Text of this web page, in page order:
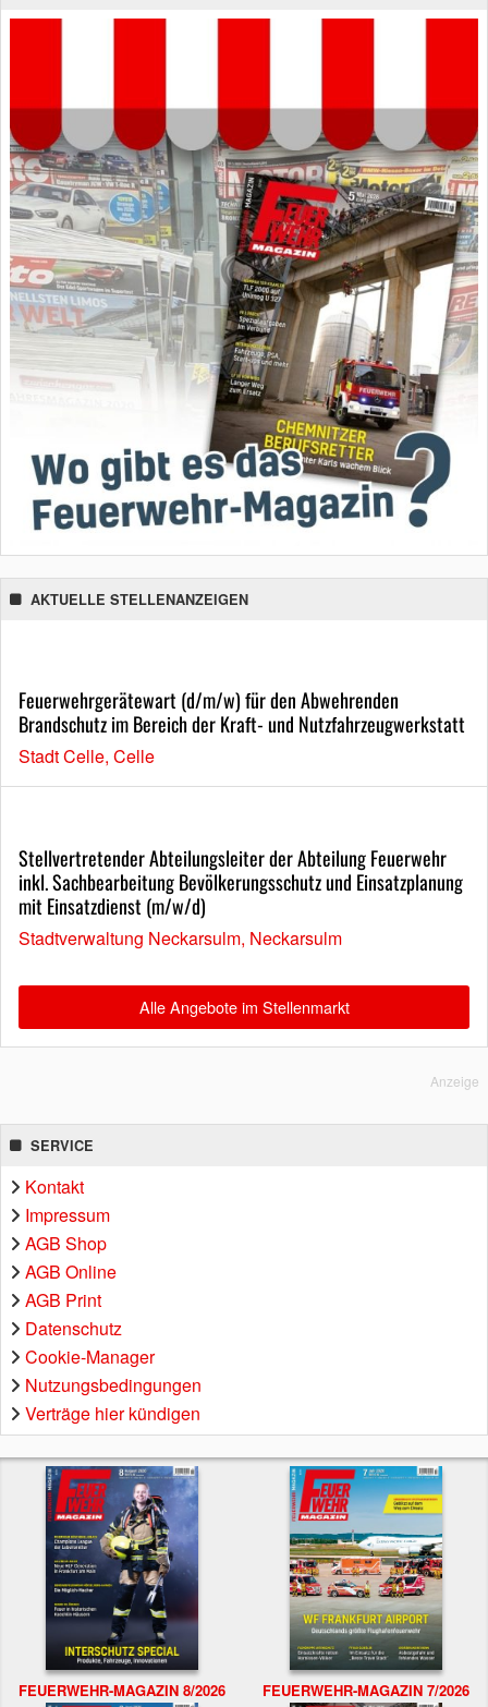
AKTUELLE STELLENANZEIGEN
Feuerwehrgerätewart (d/m/w) für den Abwehrenden
Brandschutz im Bereich der Kraft- und Nutzfahrzeugwerkstatt
Stadt Celle, Celle
Stellvertretender Abteilungsleiter der Abteilung Feuerwehr
inkl. Sachbearbeitung Bevölkerungsschutz und Einsatzplanung
mit Einsatzdienst (m/w/d)
Stadtverwaltung Neckarsulm, Neckarsulm
Alle Angebote im Stellenmarkt
Anzeige
SERVICE
Kontakt
Impressum
AGB Shop
AGB Online
AGB Print
Datenschutz
Cookie-Manager
Nutzungsbedingungen
Verträge hier kündigen
FEUERWEHR-MAGAZIN 8/2026 FEUERWEHR-MAGAZIN 7/2026